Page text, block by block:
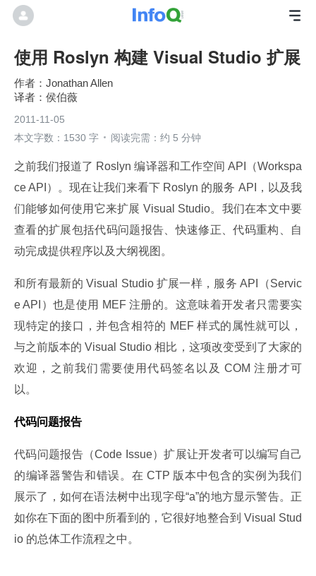
使用 Roslyn 构建 Visual Studio 扩展
Jonathan Allen
侯伯薇
2011-11-05
本文字数：1530 字
阅读完需：约 5 分钟
之前我们报道了 Roslyn 编译器和工作空间 API（Workspa
ce API）。现在让我们来看下 Roslyn 的服务 API，以及我
们能够如何使用它来扩展 Visual Studio。我们在本文中要
查看的扩展包括代码问题报告、快速修正、代码重构、自
动完成提供程序以及大纲视图。
和所有最新的 Visual Studio 扩展一样，服务 API（Servic
e API）也是使用 MEF 注册的。这意味着开发者只需要实
现特定的接口，并包含相符的 MEF 样式的属性就可以，
与之前版本的 Visual Studio 相比，这项改变受到了大家的
欢迎，之前我们需要使用代码签名以及 COM 注册才可
以。
代码问题报告
代码问题报告（Code Issue）扩展让开发者可以编写自己
的编译器警告和错误。在 CTP 版本中包含的实例为我们
展示了，如何在语法树中出现字母“a”的地方显示警告。正
如你在下面的图中所看到的，它很好地整合到 Visual Stud
io 的总体工作流程之中。